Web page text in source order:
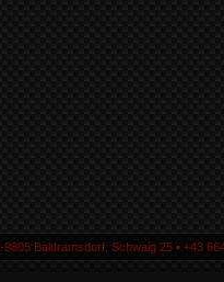
Baldramsdorf, Schwaig 25 ▪ +43